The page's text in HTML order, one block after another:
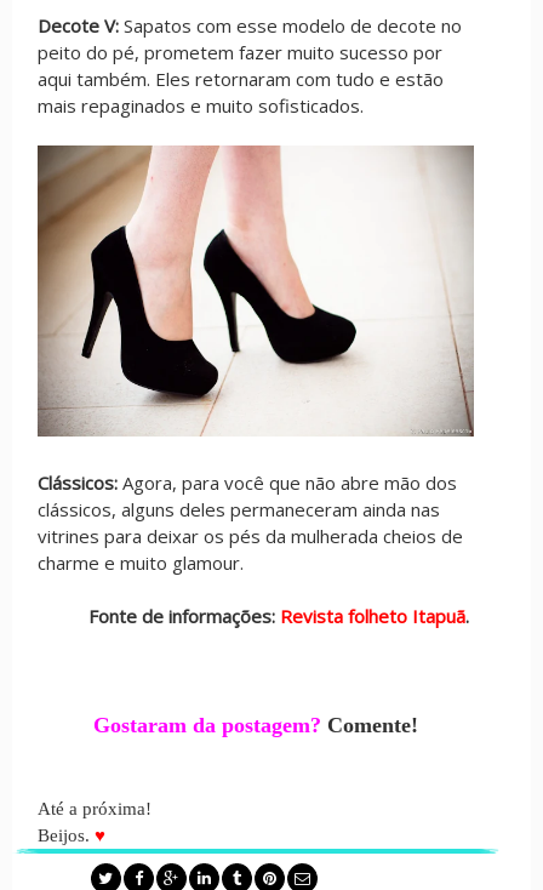
Decote V: Sapatos com esse modelo de decote no
peito do pé, prometem fazer muito sucesso por
aqui também. Eles retornaram com tudo e estão
mais repaginados e muito sofisticados.
Clássicos: Agora, para você que não abre mão dos
clássicos, alguns deles permaneceram ainda nas
vitrines para deixar os pés da mulherada cheios de
charme e muito glamour.
Fonte de informações: Revista folheto Itapuã.
Gostaram da postagem? Comente!
Até a próxima!
Beijos. ♥